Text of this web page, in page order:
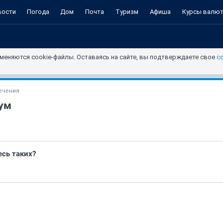
Погода Дом Почта Туризм Афиша Курсы валют
cookie-файлы. Оставаясь на сайте, вы подтверждаете свое
таких?